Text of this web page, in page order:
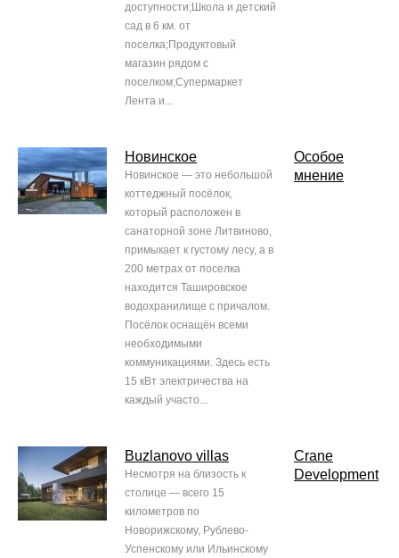
доступности;Школа и детский
сад в 6 км. от
поселка;Продуктовый
магазин рядом с
поселком;Супермаркет
Лента и...
Новинское
Новинское — это небольшой
коттеджный посёлок,
который расположен в
санаторной зоне Литвиново,
примыкает к густому лесу, а в
200 метрах от поселка
находится Ташировское
водохранилище с причалом.
Посёлок оснащён всеми
необходимыми
коммуникациями. Здесь есть
15 кВт электричества на
каждый участо...
Особое
мнение
Buzlanovo villas
Несмотря на близость к
столице — всего 15
километров по
Новорижскому, Рублево-
Успенскому или Ильинскому
Crane
Development